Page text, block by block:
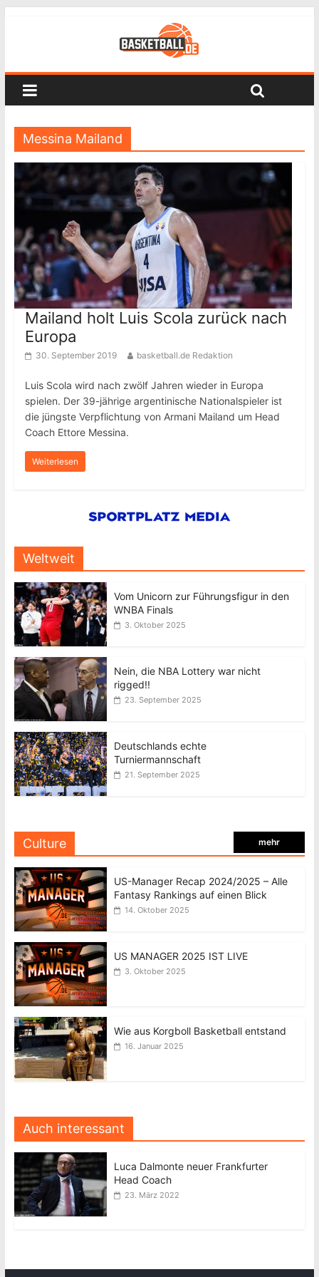
Messina Mailand
Mailand holt Luis Scola zurück nach
Europa
30. September 2019 basketball.de Redaktion
Luis Scola wird nach zwölf Jahren wieder in Europa
spielen. Der 39-jährige argentinische Nationalspieler ist
die jüngste Verpflichtung von Armani Mailand um Head
Coach Ettore Messina.
Weiterlesen
Weltweit
Vom Unicorn zur Führungsfigur in den
WNBA Finals
3. Oktober 2025
Nein, die NBA Lottery war nicht
rigged!!
23. September 2025
Deutschlands echte
Turniermannschaft
21. September 2025
Culture mehr
US-Manager Recap 2024/2025 – Alle
Fantasy Rankings auf einen Blick
14. Oktober 2025
US MANAGER 2025 IST LIVE
3. Oktober 2025
Wie aus Korgboll Basketball entstand
16. Januar 2025
Auch interessant
Luca Dalmonte neuer Frankfurter
Head Coach
23. März 2022